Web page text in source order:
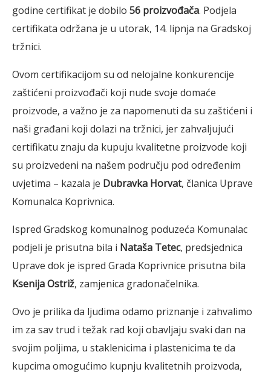
godine certifikat je dobilo 56 proizvođača. Podjela
certifikata održana je u utorak, 14. lipnja na Gradskoj
tržnici.
Ovom certifikacijom su od nelojalne konkurencije
zaštićeni proizvođači koji nude svoje domaće
proizvode, a važno je za napomenuti da su zaštićeni i
naši građani koji dolazi na tržnici, jer zahvaljujući
certifikatu znaju da kupuju kvalitetne proizvode koji
su proizvedeni na našem području pod određenim
uvjetima – kazala je Dubravka Horvat, članica Uprave
Komunalca Koprivnica.
Ispred Gradskog komunalnog poduzeća Komunalac
podjeli je prisutna bila i Nataša Tetec, predsjednica
Uprave dok je ispred Grada Koprivnice prisutna bila
Ksenija Ostriž, zamjenica gradonačelnika.
Ovo je prilika da ljudima odamo priznanje i zahvalimo
im za sav trud i težak rad koji obavljaju svaki dan na
svojim poljima, u staklenicima i plastenicima te da
kupcima omogućimo kupnju kvalitetnih proizvoda,